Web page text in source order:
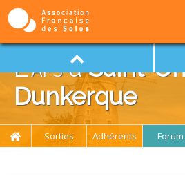
L'afsàSaint-
Dunkerque
Sorties Adhérents Forum